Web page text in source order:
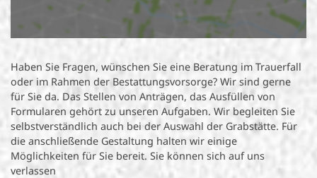
Haben Sie Fragen, wünschen Sie eine Beratung im Trauerfall
oder im Rahmen der Bestattungsvorsorge? Wir sind gerne
für Sie da. Das Stellen von Anträgen, das Ausfüllen von
Formularen gehört zu unseren Aufgaben. Wir begleiten Sie
selbstverständlich auch bei der Auswahl der Grabstätte. Für
die anschließende Gestaltung halten wir einige
Möglichkeiten für Sie bereit. Sie können sich auf uns
verlassen